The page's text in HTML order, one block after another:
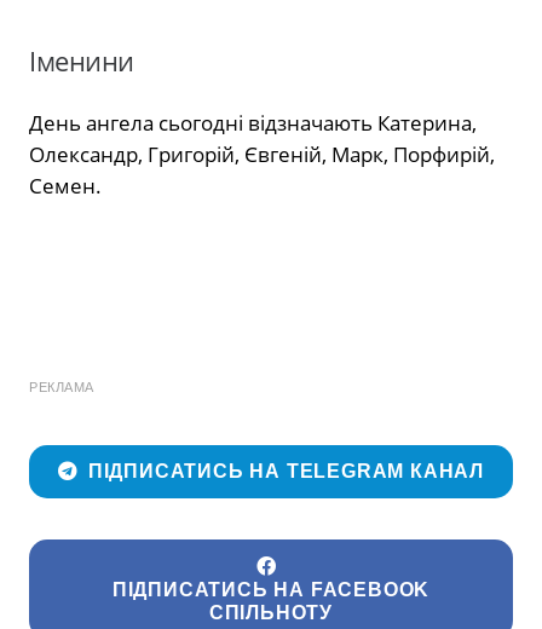
Іменини
День ангела сьогодні відзначають Катерина,
Олександр, Григорій, Євгеній, Марк, Порфирій,
Семен.
РЕКЛАМА
ПІДПИСАТИСЬ НА TELEGRAM КАНАЛ
ПІДПИСАТИСЬ НА FACEBOOK
СПІЛЬНОТУ